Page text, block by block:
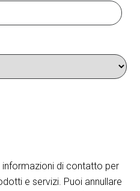
informazioni di contatto per
e servizi. Puoi annullare